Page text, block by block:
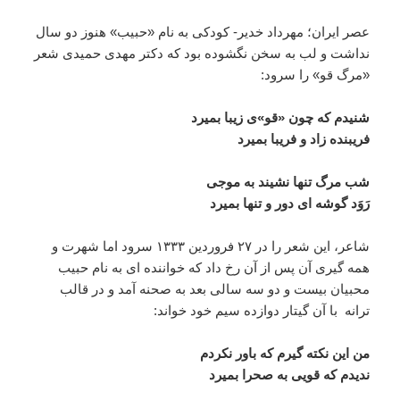
عصر ایران؛ مهرداد خدیر- کودکی به نام «حبیب» هنوز دو سال
نداشت و لب به سخن نگشوده بود که دکتر مهدی حمیدی شعر
«مرگ قو» را سرود:
شنیدم که چون «قو»ی زیبا بمیرد
فریبنده زاد و فریبا بمیرد
شب مرگ تنها نشیند به موجی
رَوَد گوشه ای دور و تنها بمیرد
شاعر، این شعر را در ۲۷ فروردین ۱۳۳۳ سرود اما شهرت و
همه گیری آن پس از آن رخ داد که خواننده ای به نام حبیب
محبیان بیست و دو سه سالی بعد به صحنه آمد و در قالب
ترانه با آن گیتار دوازده سیم خود خواند:
من این نکته گیرم که باور نکردم
ندیدم که قویی به صحرا بمیرد